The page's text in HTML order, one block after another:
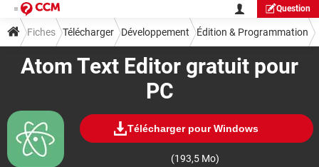
Question
Atom Text Editor gratuit pour
PC
Télécharger pour Windows
(193,5 Mo)
Fiches Télécharger Développement Édition & Programmation